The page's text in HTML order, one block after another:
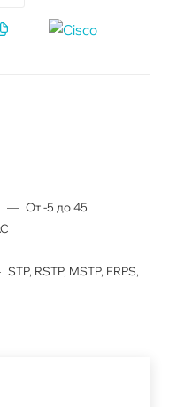
— От -5 до 45
STP, RSTP, MSTP, ERPS,